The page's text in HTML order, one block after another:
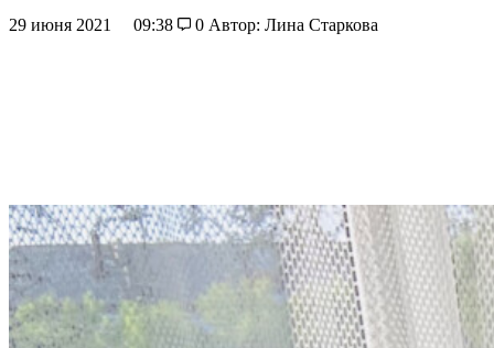
29 июня 2021 09:38 0 Автор: Лина Старкова